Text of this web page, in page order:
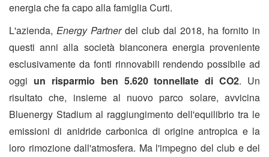
energia che fa capo alla famiglia Curti.
L'azienda, Energy Partner del club dal 2018, ha fornito in
questi anni alla società bianconera energia proveniente
esclusivamente da fonti rinnovabili rendendo possibile ad
oggi un risparmio ben 5.620 tonnellate di CO2. Un
risultato che, insieme al nuovo parco solare, avvicina
Bluenergy Stadium al raggiungimento dell'equilibrio tra le
emissioni di anidride carbonica di origine antropica e la
loro rimozione dall'atmosfera. Ma l'impegno del club e del